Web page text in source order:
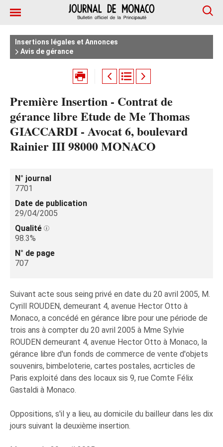
Insertions légales et Annonces
Avis de gérance
Première Insertion - Contrat de
gérance libre Etude de Me Thomas
GIACCARDI - Avocat 6, boulevard
Rainier III 98000 MONACO
N° journal
7701
Date de publication
29/04/2005
Qualité
98.3%
N° de page
707
Suivant acte sous seing privé en date du 20 avril 2005, M.
Cyrill ROUDEN, demeurant 4, avenue Hector Otto à
Monaco, a concédé en gérance libre pour une période de
trois ans à compter du 20 avril 2005 à Mme Sylvie
ROUDEN demeurant 4, avenue Hector Otto à Monaco, la
gérance libre d'un fonds de commerce de vente d'objets
souvenirs, bimbeloterie, cartes postales, acrticles de
Paris exploité dans des locaux sis 9, rue Comte Félix
Gastaldi à Monaco.
Oppositions, s'il y a lieu, au domicile du bailleur dans les dix
jours suivant la deuxième insertion.